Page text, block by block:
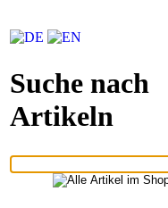
Suche nach
Artikeln